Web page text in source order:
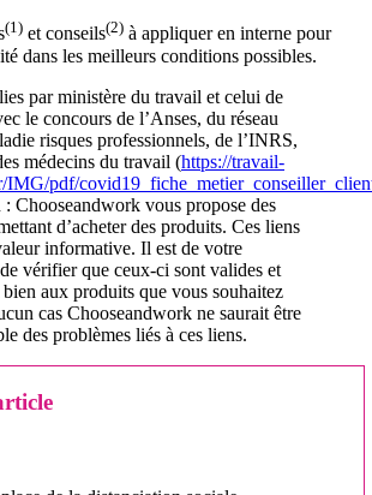
(1) et conseils(2) à appliquer en interne pour
dans les meilleurs conditions possibles.
par ministère du travail et celui de
le concours de l’Anses, du réseau
risques professionnels, de l’INRS,
médecins du travail (https://travail-
IMG/pdf/
Chooseandwork vous propose des
d’acheter des produits. Ces liens
informative. Il est de votre
vérifier que ceux-ci sont valides et
aux produits que vous souhaitez
cas Chooseandwork ne saurait être
des problèmes liés à ces liens.